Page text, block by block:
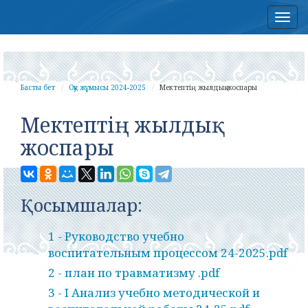
Басты бет Оқу жұмысы 2024-2025 Мектептің жылдық жоспары
Мектептің жылдық
жоспары
Қосымшалар:
1 - Руководство учебно
воспитательным процессом 24-2025.pdf
2 - план по травматизму .pdf
3 - I Анализ учебно методической и